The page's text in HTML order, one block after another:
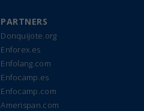
PARTNERS
Donquijote.org
Enforex.es
Enfolang.com
Enfocamp.es
Enfocamp.com
Amerispan.com